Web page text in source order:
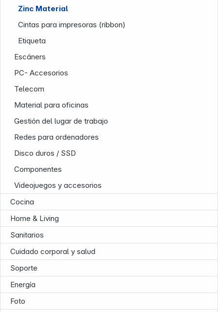
Zinc Material
Cintas para impresoras (ribbon)
Etiqueta
Escáners
PC- Accesorios
Telecom
Material para oficinas
Gestión del lugar de trabajo
Redes para ordenadores
Disco duros / SSD
Componentes
Videojuegos y accesorios
Cocina
Home & Living
Sanitarios
Cuidado corporal y salud
Soporte
Energía
Foto